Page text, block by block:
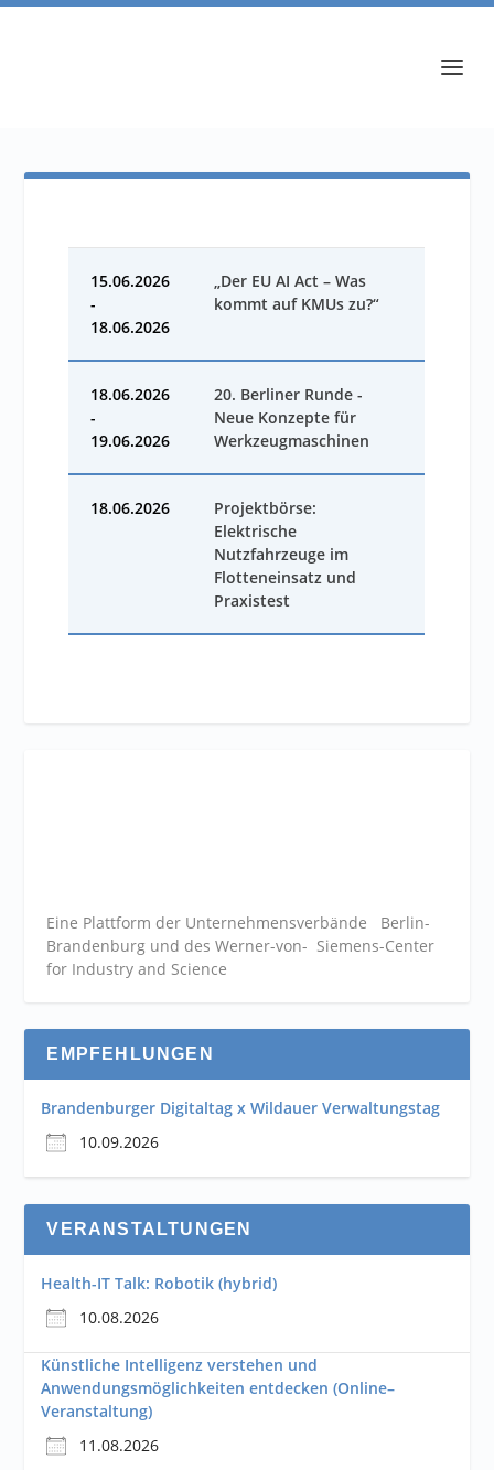
15.06.2026
-
18.06.2026
„Der EU AI Act – Was
kommt auf KMUs zu?“
18.06.2026
-
19.06.2026
20. Berliner Runde -
Neue Konzepte für
Werkzeugmaschinen
18.06.2026
Projektbörse:
Elektrische
Nutzfahrzeuge im
Flotteneinsatz und
Praxistest
Eine Plattform der Unternehmensverbände Berlin-
Brandenburg und des Werner-von- Siemens-Center
for Industry and Science
EMPFEHLUNGEN
Brandenburger Digitaltag x Wildauer Verwaltungstag
10.09.2026
VERANSTALTUNGEN
Health-IT Talk: Robotik (hybrid)
10.08.2026
Künstliche Intelligenz verstehen und
Anwendungsmöglichkeiten entdecken (Online–
Veranstaltung)
11.08.2026